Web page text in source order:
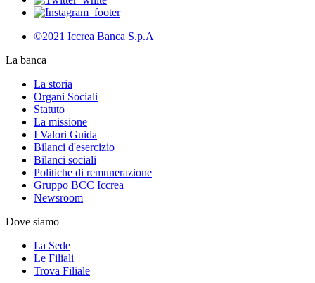
©2021 Iccrea Banca S.p.A
La banca
La storia
Organi Sociali
Statuto
La missione
I Valori Guida
Bilanci d'esercizio
Bilanci sociali
Politiche di remunerazione
Gruppo BCC Iccrea
Newsroom
Dove siamo
La Sede
Le Filiali
Trova Filiale